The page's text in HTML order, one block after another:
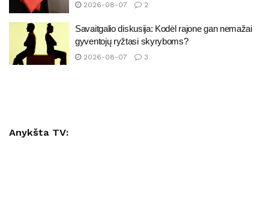
2026-08-07 2
Savaitgalio diskusija: Kodėl rajone gan nemažai
gyventojų ryžtasi skyryboms?
2026-08-07 3
Anykšta TV: